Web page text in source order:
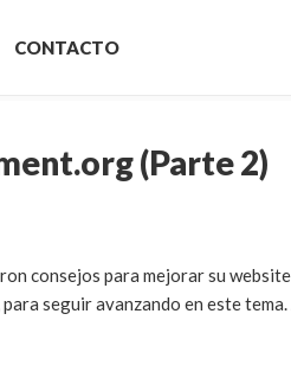
CONTACTO
(Parte 2)
consejos para mejorar su
seguir avanzando en este